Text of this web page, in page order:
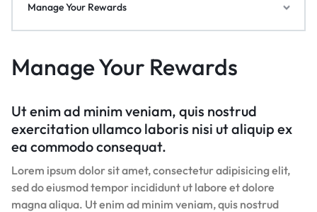
Manage Your Rewards
Ut enim ad minim veniam, quis nostrud
exercitation ullamco laboris nisi ut aliquip ex
ea commodo consequat.
Lorem ipsum dolor sit amet, consectetur adipisicing elit,
sed do eiusmod tempor incididunt ut labore et dolore
magna aliqua. Ut enim ad minim veniam, quis nostrud
Manage Your Rewards